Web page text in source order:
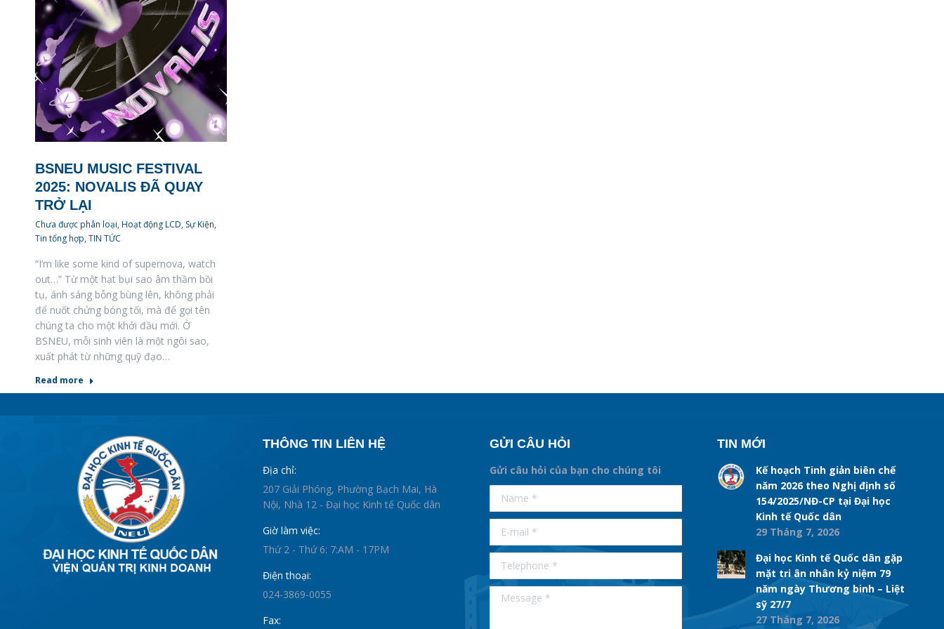
BSNEU MUSIC FESTIVAL
2025: NOVALIS ĐÃ QUAY
TRỞ LẠI
Chưa được phân loại, Hoạt động LCD, Sự Kiện,
Tin tổng hợp,TIN TỨC
“I’m like some kind of supernova, watch
out…” Từ một hạt bụi sao âm thầm bồi
tụ, ánh sáng bỗng bùng lên, không phải
để nuốt chửng bóng tối, mà để gọi tên
chúng ta cho một khởi đầu mới. Ở
BSNEU, mỗi sinh viên là một ngôi sao,
xuất phát từ những quỹ đạo…
Read more
THÔNG TIN LIÊN HỆ
Địa chỉ:
207 Giải Phóng, Phường Bạch Mai, Hà
Nội, Nhà 12 - Đại học Kinh tế Quốc dân
Giờ làm việc:
Thứ 2 - Thứ 6: 7:AM - 17PM
Điện thoại:
024-3869-0055
Fax:
GỬI CÂU HỎI
Gửi câu hỏi của bạn cho chúng tôi
supertotobet
betist
Name *
E-mail *
Telephone *
Message *
TIN MỚI
Kế hoạch Tinh giản biên chế
năm 2026 theo Nghị định số
154/2025/NĐ-CP tại Đại học
Kinh tế Quốc dân
29 Tháng 7, 2026
Đại học Kinh tế Quốc dân gặp
mặt tri ân nhân kỷ niệm 79
năm ngày Thương binh – Liệt
sỹ 27/7
27 Tháng 7, 2026